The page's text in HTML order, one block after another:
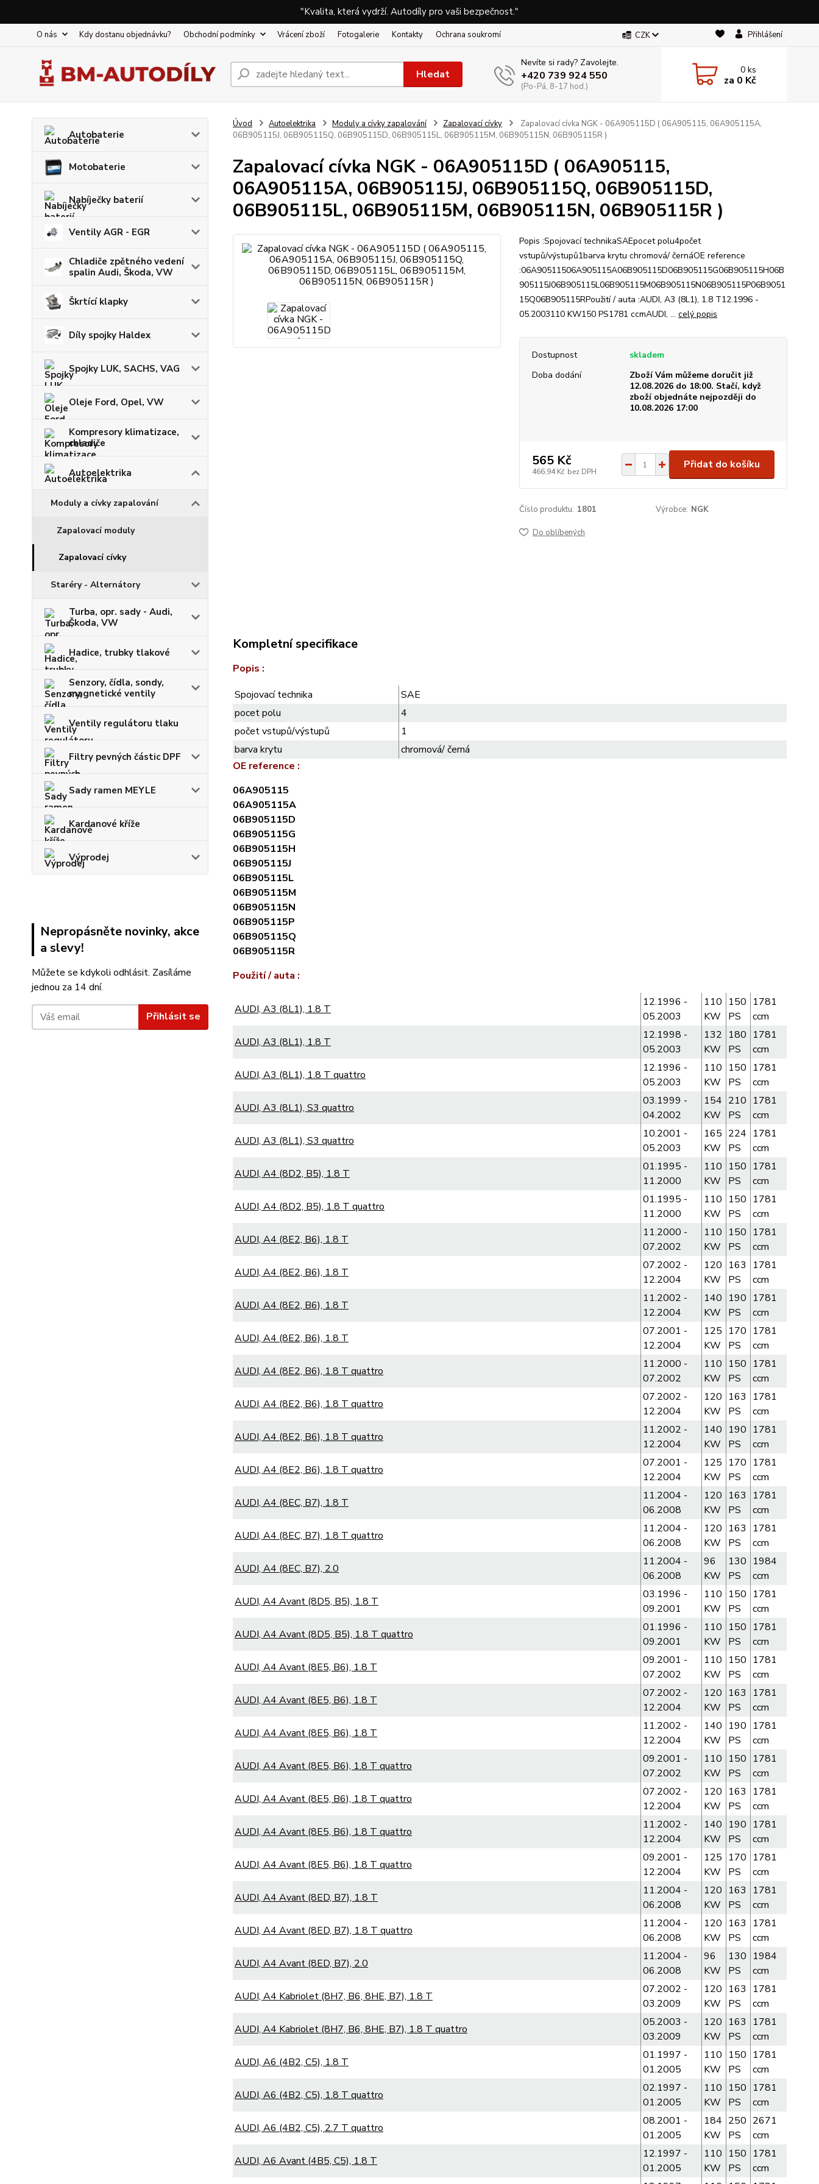
"Kvalita, která vydrží. Autodíly pro vaši bezpečnost."
O nás Kdy dostanu objednávku? Obchodní podmínky Vrácení zboží Fotogalerie Kontakty Ochrana soukromí CZK Přihlášení
Hledat
Nevíte si rady? Zavolejte.
+420 739 924 550
(Po-Pá, 8-17 hod.)
0ks
za 0 Kč
Autobaterie
Motobaterie
Nabíječky baterií
Ventily AGR - EGR
Chladiče zpětného vedení
spalin Audi, Škoda, VW
Škrtící klapky
Díly spojky Haldex
Spojky LUK, SACHS, VAG
Oleje Ford, Opel, VW
Kompresory klimatizace,
chladiče
Autoelektrika
Moduly a cívky zapalování
Zapalovací moduly
Zapalovací cívky
Staréry - Alternátory
Turba, opr. sady - Audi,
Škoda, VW
Hadice, trubky tlakové
Senzory, čídla, sondy,
magnetické ventily
Ventily regulátoru tlaku
Filtry pevných částic DPF
Sady ramen MEYLE
Kardanové kříže
Výprodej
Nepropásněte novinky, akce
a slevy!
Můžete se kdykoli odhlásit. Zasíláme
jednou za 14 dní.
Přihlásit se
Úvod Autoelektrika Moduly a cívky zapalování Zapalovací cívky
Zapalovací cívka NGK - 06A905115D ( 06A905115, 06A905115A,
06B905115J, 06B905115Q, 06B905115D, 06B905115L, 06B905115M, 06B905115N, 06B905115R )
Zapalovací cívka NGK - 06A905115D ( 06A905115,
06A905115A, 06B905115J, 06B905115Q, 06B905115D,
06B905115L, 06B905115M, 06B905115N, 06B905115R )
Popis :Spojovací technikaSAEpocet polu4počet
vstupů/výstupů1barva krytu chromová/ černáOE reference
:06A90511506A905115A06B905115D06B905115G06B905115H06B
905115J06B905115L06B905115M06B905115N06B905115P06B9051
15Q06B905115RPoužití / auta :AUDI, A3 (8L1), 1.8 T12.1996 -
05.2003110 KW150 PS1781 ccmAUDI, ... celý popis
Dostupnost
skladem
Doba dodání
Zboží Vám můžeme doručit již
12.08.2026 do 18:00. Stačí, když
zboží objednáte nejpozději do
10.08.2026 17:00
565 Kč
466,94 Kč bez DPH
Přidat do košíku
Číslo produktu: 1801 Výrobce: NGK
Do oblíbených
Kompletní specifikace
Popis :
Spojovací technika
SAE
pocet polu
4
počet vstupů/výstupů
1
barva krytu
chromová/ černá
OE reference :
06A905115
06A905115A
06B905115D
06B905115G
06B905115H
06B905115J
06B905115L
06B905115M
06B905115N
06B905115P
06B905115Q
06B905115R
Použití / auta :
AUDI, A3 (8L1), 1.8 T
12.1996 -
05.2003
110
KW
150
PS
1781
ccm
AUDI, A3 (8L1), 1.8 T
12.1998 -
05.2003
132
KW
180
PS
1781
ccm
AUDI, A3 (8L1), 1.8 T quattro
12.1996 -
05.2003
110
KW
150
PS
1781
ccm
AUDI, A3 (8L1), S3 quattro
03.1999 -
04.2002
154
KW
210
PS
1781
ccm
AUDI, A3 (8L1), S3 quattro
10.2001 -
05.2003
165
KW
224
PS
1781
ccm
AUDI, A4 (8D2, B5), 1.8 T
01.1995 -
11.2000
110
KW
150
PS
1781
ccm
AUDI, A4 (8D2, B5), 1.8 T quattro
01.1995 -
11.2000
110
KW
150
PS
1781
ccm
AUDI, A4 (8E2, B6), 1.8 T
11.2000 -
07.2002
110
KW
150
PS
1781
ccm
AUDI, A4 (8E2, B6), 1.8 T
07.2002 -
12.2004
120
KW
163
PS
1781
ccm
AUDI, A4 (8E2, B6), 1.8 T
11.2002 -
12.2004
140
KW
190
PS
1781
ccm
AUDI, A4 (8E2, B6), 1.8 T
07.2001 -
12.2004
125
KW
170
PS
1781
ccm
AUDI, A4 (8E2, B6), 1.8 T quattro
11.2000 -
07.2002
110
KW
150
PS
1781
ccm
AUDI, A4 (8E2, B6), 1.8 T quattro
07.2002 -
12.2004
120
KW
163
PS
1781
ccm
AUDI, A4 (8E2, B6), 1.8 T quattro
11.2002 -
12.2004
140
KW
190
PS
1781
ccm
AUDI, A4 (8E2, B6), 1.8 T quattro
07.2001 -
12.2004
125
KW
170
PS
1781
ccm
AUDI, A4 (8EC, B7), 1.8 T
11.2004 -
06.2008
120
KW
163
PS
1781
ccm
AUDI, A4 (8EC, B7), 1.8 T quattro
11.2004 -
06.2008
120
KW
163
PS
1781
ccm
AUDI, A4 (8EC, B7), 2.0
11.2004 -
06.2008
96
KW
130
PS
1984
ccm
AUDI, A4 Avant (8D5, B5), 1.8 T
03.1996 -
09.2001
110
KW
150
PS
1781
ccm
AUDI, A4 Avant (8D5, B5), 1.8 T quattro
01.1996 -
09.2001
110
KW
150
PS
1781
ccm
AUDI, A4 Avant (8E5, B6), 1.8 T
09.2001 -
07.2002
110
KW
150
PS
1781
ccm
AUDI, A4 Avant (8E5, B6), 1.8 T
07.2002 -
12.2004
120
KW
163
PS
1781
ccm
AUDI, A4 Avant (8E5, B6), 1.8 T
11.2002 -
12.2004
140
KW
190
PS
1781
ccm
AUDI, A4 Avant (8E5, B6), 1.8 T quattro
09.2001 -
07.2002
110
KW
150
PS
1781
ccm
AUDI, A4 Avant (8E5, B6), 1.8 T quattro
07.2002 -
12.2004
120
KW
163
PS
1781
ccm
AUDI, A4 Avant (8E5, B6), 1.8 T quattro
11.2002 -
12.2004
140
KW
190
PS
1781
ccm
AUDI, A4 Avant (8E5, B6), 1.8 T quattro
09.2001 -
12.2004
125
KW
170
PS
1781
ccm
AUDI, A4 Avant (8ED, B7), 1.8 T
11.2004 -
06.2008
120
KW
163
PS
1781
ccm
AUDI, A4 Avant (8ED, B7), 1.8 T quattro
11.2004 -
06.2008
120
KW
163
PS
1781
ccm
AUDI, A4 Avant (8ED, B7), 2.0
11.2004 -
06.2008
96
KW
130
PS
1984
ccm
AUDI, A4 Kabriolet (8H7, B6, 8HE, B7), 1.8 T
07.2002 -
03.2009
120
KW
163
PS
1781
ccm
AUDI, A4 Kabriolet (8H7, B6, 8HE, B7), 1.8 T quattro
05.2003 -
03.2009
120
KW
163
PS
1781
ccm
AUDI, A6 (4B2, C5), 1.8 T
01.1997 -
01.2005
110
KW
150
PS
1781
ccm
AUDI, A6 (4B2, C5), 1.8 T quattro
02.1997 -
01.2005
110
KW
150
PS
1781
ccm
AUDI, A6 (4B2, C5), 2.7 T quattro
08.2001 -
01.2005
184
KW
250
PS
2671
ccm
AUDI, A6 Avant (4B5, C5), 1.8 T
12.1997 -
01.2005
110
KW
150
PS
1781
ccm